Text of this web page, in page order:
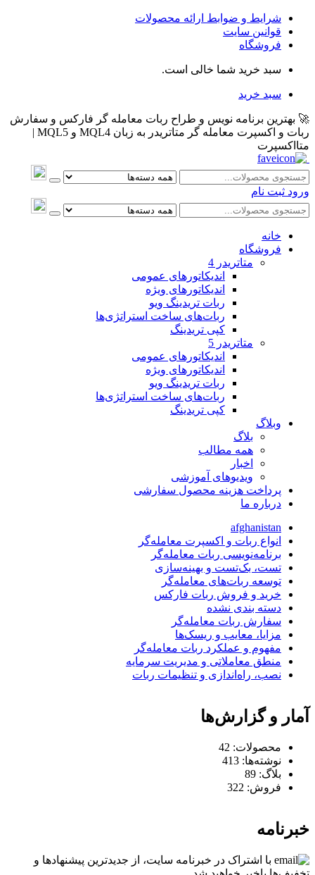
شرایط و ضوابط ارائه محصولات
قوانین سایت
فروشگاه
سبد خرید شما خالی است.
سبد خرید
🚀 بهترین برنامه نویس و طراح ربات معامله گر فارکس و سفارش
ربات و اکسپرت معامله گر متاتریدر به زبان MQL4 و MQL5 |
متااکسپرت
ورود ثبت نام
خانه
فروشگاه
متاتريدر 4
اندیکاتورهای عمومی
اندیکاتورهای ویژه
ربات تریدینگ ویو
ربات‌های ساخت استراتژی‌ها
کپی تریدینگ
متاتريدر 5
اندیکاتورهای عمومی
اندیکاتورهای ویژه
ربات تریدینگ ویو
ربات‌های ساخت استراتژی‌ها
کپی تریدینگ
وبلاگ
بلاگ
همه مطالب
اخبار
ویدیوهای آموزشی
پرداخت هزینه محصول سفارشی
درباره ما
afghanistan
انواع ربات و اکسپرت معامله‌گر
برنامه‌نویسی ربات معامله‌گر
تست، بک‌تست و بهینه‌سازی
توسعه ربات‌های معامله‌گر
خرید و فروش ربات فارکس
دسته بندی نشده
سفارش ربات معامله‌گر
مزایا، معایب و ریسک‌ها
مفهوم و عملکرد ربات معامله‌گر
منطق معاملاتی و مدیریت سرمایه
نصب، راه‌اندازی و تنظیمات ربات
آمار و گزارش‌ها
محصولات: 42
نوشته‌ها: 413
بلاگ: 89
فروش: 322
خبرنامه
با اشتراک در خبرنامه سایت، از جدیدترین پیشنهادها و